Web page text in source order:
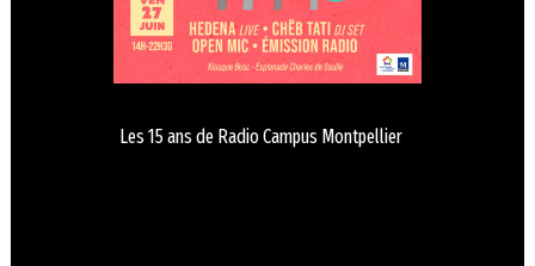
Les 15 ans de Radio Campus Montpellier